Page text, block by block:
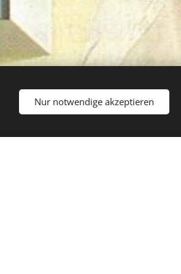
Nur notwendige akzeptieren